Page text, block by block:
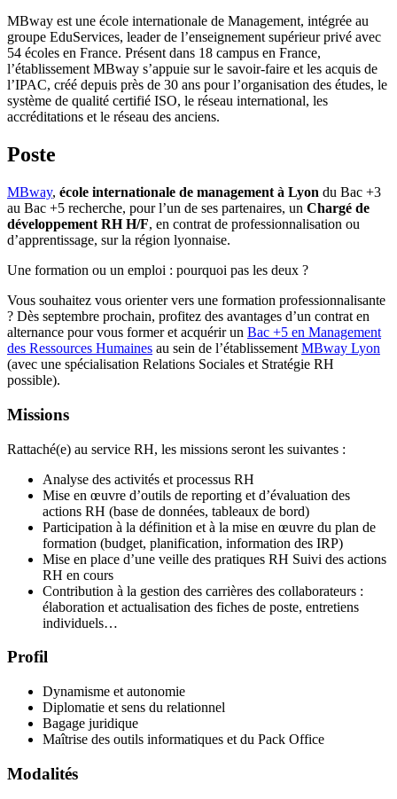
MBway est une école internationale de Management, intégrée au
groupe EduServices, leader de l’enseignement supérieur privé avec
54 écoles en France. Présent dans 18 campus en France,
l’établissement MBway s’appuie sur le savoir-faire et les acquis de
l’IPAC, créé depuis près de 30 ans pour l’organisation des études, le
système de qualité certifié ISO, le réseau international, les
accréditations et le réseau des anciens.
Poste
MBway, école internationale de management à Lyon du Bac +3
au Bac +5 recherche, pour l’un de ses partenaires, un Chargé de
développement RH H/F, en contrat de professionnalisation ou
d’apprentissage, sur la région lyonnaise.
Une formation ou un emploi : pourquoi pas les deux ?
Vous souhaitez vous orienter vers une formation professionnalisante
? Dès septembre prochain, profitez des avantages d’un contrat en
alternance pour vous former et acquérir un Bac +5 en Management
des Ressources Humaines au sein de l’établissement MBway Lyon
(avec une spécialisation Relations Sociales et Stratégie RH
possible).
Missions
Rattaché(e) au service RH, les missions seront les suivantes :
Analyse des activités et processus RH
Mise en œuvre d’outils de reporting et d’évaluation des
actions RH (base de données, tableaux de bord)
Participation à la définition et à la mise en œuvre du plan de
formation (budget, planification, information des IRP)
Mise en place d’une veille des pratiques RH Suivi des actions
RH en cours
Contribution à la gestion des carrières des collaborateurs :
élaboration et actualisation des fiches de poste, entretiens
individuels…
Profil
Dynamisme et autonomie
Diplomatie et sens du relationnel
Bagage juridique
Maîtrise des outils informatiques et du Pack Office
Modalités